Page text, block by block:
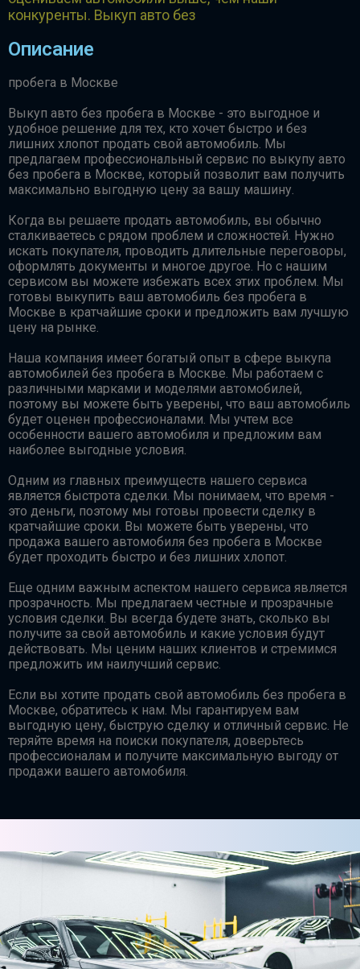
конкуренты. Выкуп авто без
Описание
пробега в Москве
Выкуп авто без пробега в Москве - это выгодное и
удобное решение для тех, кто хочет быстро и без
лишних хлопот продать свой автомобиль. Мы
предлагаем профессиональный сервис по выкупу авто
без пробега в Москве, который позволит вам получить
максимально выгодную цену за вашу машину.
Когда вы решаете продать автомобиль, вы обычно
сталкиваетесь с рядом проблем и сложностей. Нужно
искать покупателя, проводить длительные переговоры,
оформлять документы и многое другое. Но с нашим
сервисом вы можете избежать всех этих проблем. Мы
готовы выкупить ваш автомобиль без пробега в
Москве в кратчайшие сроки и предложить вам лучшую
цену на рынке.
Наша компания имеет богатый опыт в сфере выкупа
автомобилей без пробега в Москве. Мы работаем с
различными марками и моделями автомобилей,
поэтому вы можете быть уверены, что ваш автомобиль
будет оценен профессионалами. Мы учтем все
особенности вашего автомобиля и предложим вам
наиболее выгодные условия.
Одним из главных преимуществ нашего сервиса
является быстрота сделки. Мы понимаем, что время -
это деньги, поэтому мы готовы провести сделку в
кратчайшие сроки. Вы можете быть уверены, что
продажа вашего автомобиля без пробега в Москве
будет проходить быстро и без лишних хлопот.
Еще одним важным аспектом нашего сервиса является
прозрачность. Мы предлагаем честные и прозрачные
условия сделки. Вы всегда будете знать, сколько вы
получите за свой автомобиль и какие условия будут
действовать. Мы ценим наших клиентов и стремимся
предложить им наилучший сервис.
Если вы хотите продать свой автомобиль без пробега в
Москве, обратитесь к нам. Мы гарантируем вам
выгодную цену, быструю сделку и отличный сервис. Не
теряйте время на поиски покупателя, доверьтесь
профессионалам и получите максимальную выгоду от
продажи вашего автомобиля.